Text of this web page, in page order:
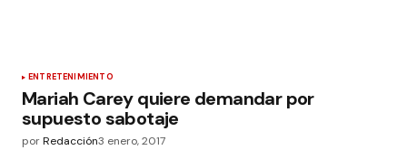
ENTRETENIMIENTO
Mariah Carey quiere demandar por
supuesto sabotaje
porRedacción3 enero, 2017